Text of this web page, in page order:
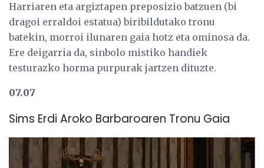
Harriaren eta argiztapen preposizio batzuen (bi
dragoi erraldoi estatua) biribildutako tronu
batekin, morroi ilunaren gaia hotz eta ominosa da.
Ere deigarria da, sinbolo mistiko handiek
testurazko horma purpurak jartzen dituzte.
07.07
Sims Erdi Aroko Barbaroaren Tronu Gaia